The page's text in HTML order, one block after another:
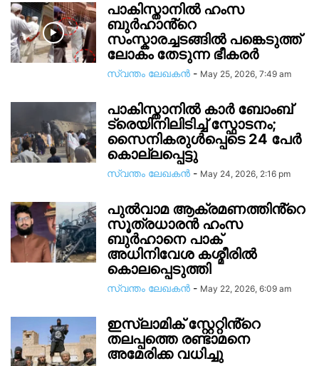
പാകിസ്താനിൽ ഹംസ
ബുർഹാൻ്റെ
സംസ്കാരച്ചടങ്ങിൽ പങ്കെടുത്ത്
ലോകം തേടുന്ന ഭീകരർ
സ്വന്തം ലേഖകന്‍ - May 25, 2026, 7:49 am
പാകിസ്താനിൽ കാർ ബോംബ്
ട്രെയിനിലിടിച്ച് സ്ഫോടനം;
സൈനികരുൾപ്പെടെ 24 പേർ
കൊല്ലപ്പെട്ടു
സ്വന്തം ലേഖകന്‍ - May 24, 2026, 2:16 pm
പുൽവാമ ആക്രമണത്തിൻ്റെ
സൂത്രധാരൻ ഹംസ
ബുർഹാനെ പാക്
അധിനിവേശ കശ്മീരിൽ
കൊലപ്പെടുത്തി
സ്വന്തം ലേഖകന്‍ - May 22, 2026, 6:09 am
ഇസ്‌ലാമിക് സ്റ്റേറ്റിൻ്റെ
തലപ്പത്തെ രണ്ടാമനെ
അമേരിക്ക വധിച്ചു